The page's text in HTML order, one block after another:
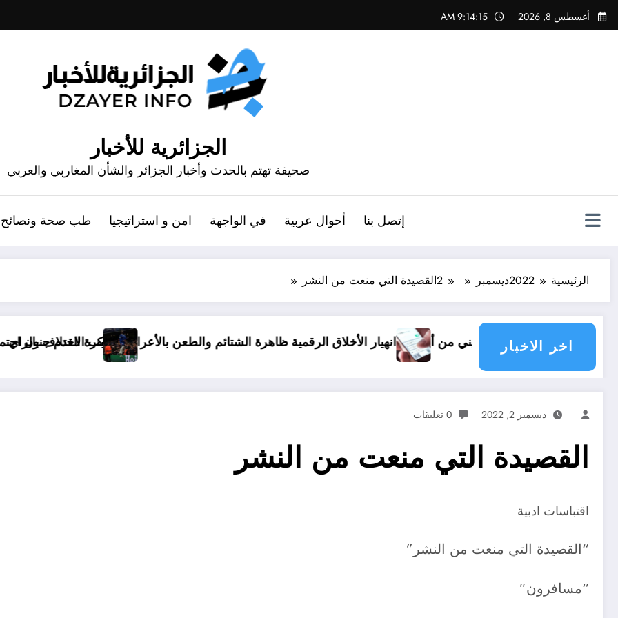
التجاوز
إلى
أغسطس 8, 2026 9:14:15 AM
الجزائرية للأخبار
صحيفة تهتم بالحدث وأخبار الجزائر والشأن المغاربي والعربي
إتصل بنا أحوال عربية في الواجهة امن و استراتيجيا طب صحة ونصائح
الرئيسية 2022ديسمبر 2القصيدة التي منعت من النشر
اخر الاخبار
الفلسطيني من أرضه انهيار الأخلاق الرقمية ظاهرة الشتائم والطعن بالأعراض بسبب الاختلاف بالراي
كرة القدم جنون اجتماعي
ديسمبر 2, 2022 0 تعليقات
القصيدة التي منعت من النشر
اقتباسات ادبية
“القصيدة التي منعت من النشر”
“مسافرون”